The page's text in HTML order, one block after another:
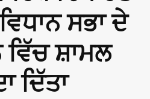
ਸਭਾ ਦੇ
ਸ਼ਾਮਲ
ਦਿੱਤਾ